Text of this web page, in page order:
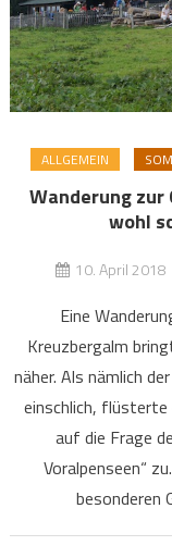
ALLGEMEIN
Wanderung zur
wohl
10. April 2018
Eine
Kreuzbergalm
näher. Als nämlich
einschlich,
auf die Frage
Voralpenseen“
besonderen